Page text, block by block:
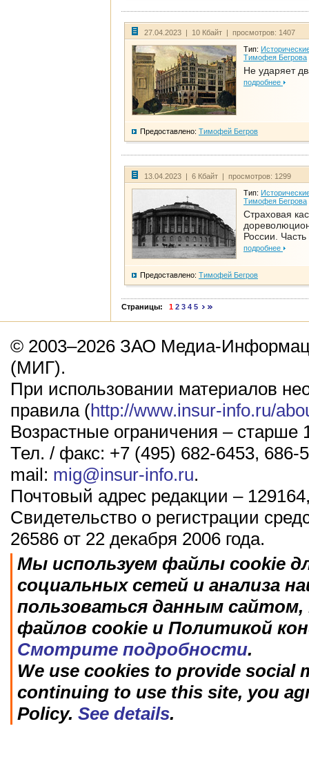
27.04.2023 | 10 Кбайт | просмотров: 1407
Тип:
Тимофея Бегрова
Не ударяет
подробнее
Предоставлено: Тимофей Бегров
13.04.2023 | 6 Кбайт | просмотров: 1299
Тип:
Тимофея Бегрова
Страховая
России. Часть
подробнее
Предоставлено: Тимофей Бегров
Страницы: 1 2 3 4 5
© 2003–2026 ЗАО Медиа-
(МИГ).
При использовании материалов
правила (http://www.insur-info.ru/
Возрастные ограничения – старше
Тел. / факс: +7 (495) 682-6453, 686-
mail: mig@insur-info.ru.
Почтовый адрес редакции –
Свидетельство о регистрации
26586 от 22 декабря 2006 года.
Мы используем файлы cookie
социальных сетей и анализа
пользоваться данным
файлов cookie и Политикой
Смотрите подробности.
We use cookies to provide social
continuing to use this site, you
Policy. See details.